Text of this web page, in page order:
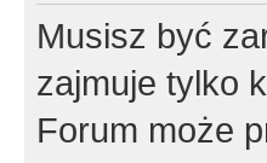
Musisz być
zajmuje tylko
Forum może